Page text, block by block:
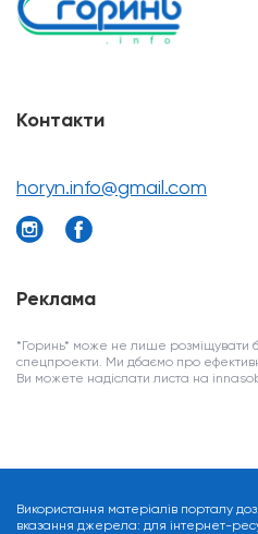
Контакти
horyn.info@gmail.com
Реклама
*Горинь* може не лише розміщувати
спецпроекти. Ми дбаємо про
Ви можете надіслати листа на
Використання матеріалів порталу
вказання джерела: для інтернет-